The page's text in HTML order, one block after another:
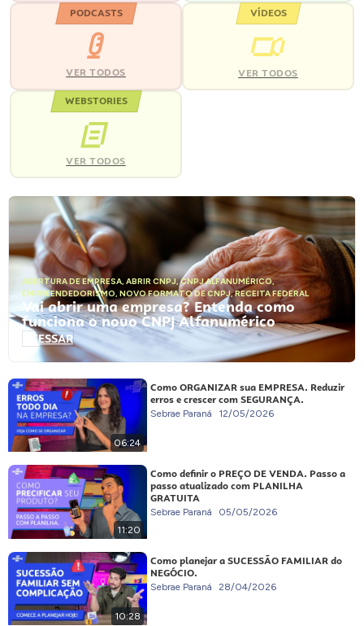
PODCASTS
VER TODOS
VÍDEOS
VER TODOS
WEBSTORIES
VER TODOS
ABERTURA DE EMPRESA, ABRIR CNPJ,CNPJ ALFANUMÉRICO,
EMPREENDEDORISMO, NOVO FORMATO DE CNPJ,RECEITA FEDERAL
Vai abrir uma empresa? Entenda como
funciona o novo CNPJ Alfanumérico
ACESSAR
06:24
Como ORGANIZAR sua EMPRESA. Reduzir
erros e crescer com SEGURANÇA.
Sebrae Paraná 12/05/2026
11:20
Como definir o PREÇO DE VENDA. Passo a
passo atualizado com PLANILHA
GRATUITA
Sebrae Paraná 05/05/2026
10:28
Como planejar a SUCESSÃO FAMILIAR do
NEGÓCIO.
Sebrae Paraná 28/04/2026